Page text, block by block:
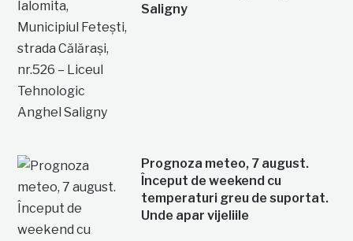
Saligny
Prognoza meteo, 7 august.
Început de weekend cu
temperaturi greu de suportat.
Unde apar vijeliile